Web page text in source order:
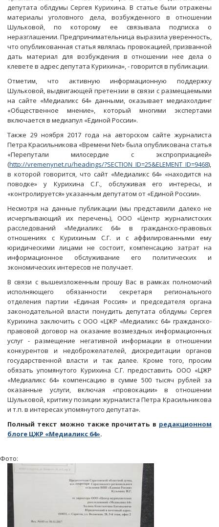
депутата облдумы Сергея Курихина. В статье были отражены
материалы уголовного дела, возбужденного в отношении
Шульковой, по которому ее связывала подписка о
неразглашении. Предпринимательница выразила уверенность,
что опубликованная статья являлась провокацией, призванной
дать материал для возбуждения в отношении нее дела о
клевете в адрес депутата Курихина», - говорится в публикации.
Отметим, что активную информационную поддержку
Шульковой, выдвигающей претензии в связи с размещаемыми
на сайте «Медиаликс 64» данными, оказывает медиахолдинг
«Общественное мнение», который многими экспертами
включается в медиапул «Единой России».
Также 29 ноября 2017 года на авторском сайте журналиста
Петра Красильникова «Времени Net» была опубликована статья
«Перепутали милосердие с экспроприацией»
(http://vremenynet.ru/headings/?SECTION_ID=25&ELEMENT_ID=9468),
в которой говорится, что сайт «Медиаликс 64» «находится на
поводке» у Курихина С.Г., обслуживая его интересы, и
«контролируется» указанным депутатом от «Единой России».
Несмотря на данные публикации (мы представили далеко не
исчерпывающий их перечень), ООО «Центр журналистских
расследований «Медиаликс 64» в гражданско-правовых
отношениях с Курихиным С.Г. и с аффилированными ему
юридическими лицами не состоит, компенсацию затрат на
информационное обслуживание его политических и
экономических интересов не получает.
В связи с вышеизложенным прошу Вас в рамках полномочий
исполняющего обязанности секретаря регионального
отделения партии «Единая Россия» и председателя органа
законодательной власти понудить депутата облдумы Сергея
Курихина заключить с ООО «ЦЖР «Медиаликс 64» гражданско-
правовой договор на оказание возмездных информационных
услуг - размещение негативной информации в отношении
конкурентов и недоброжелателей, дискредитации органов
государственной власти и так далее. Кроме того, просим
обязать упомянутого Курихина С.Г. предоставить ООО «ЦЖР
«Медиаликс 64» компенсацию в сумме 500 тысяч рублей за
оказанные услуги, включая «провокации» в отношении
Шульковой, критику позиции журналиста Петра Красильникова
и т.п. в интересах упомянутого депутата».
Полный текст можно также прочитать в редакционном
блоге ЦЖР «Медиаликс 64».
Фото: